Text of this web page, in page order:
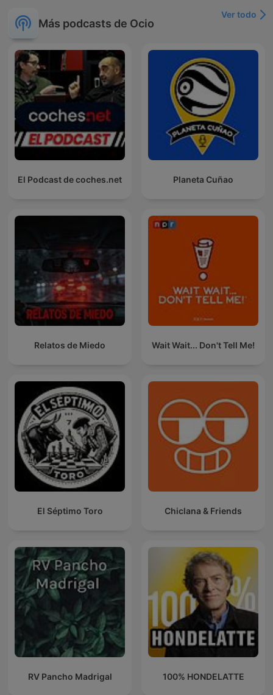
Más podcasts de Ocio
Ver todo
El Podcast de coches.net Planeta Cuñao
Relatos de Miedo Wait Wait... Don't Tell Me!
El Séptimo Toro Chiclana & Friends
RV Pancho Madrigal 100% HONDELATTE